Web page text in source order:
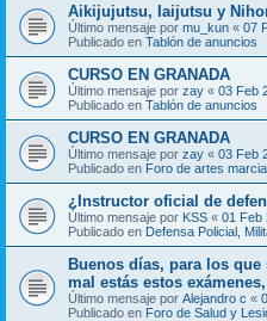
Aikijujutsu, Iaijutsu y
Último mensaje por mu_kun « 07
Publicado en Tablón de anuncios
CURSO EN GRANADA
Último mensaje por zay « 03 Feb
Publicado en Tablón de anuncios
CURSO EN GRANADA
Último mensaje por zay « 03 Feb
Publicado en Foro de artes
¿Instructor oficial de
Último mensaje por KSS « 01 Feb
Publicado en Defensa Policial,
Buenos días, para los que
mal estás estos
Último mensaje por Alejandro c «
Publicado en Foro de Salud y